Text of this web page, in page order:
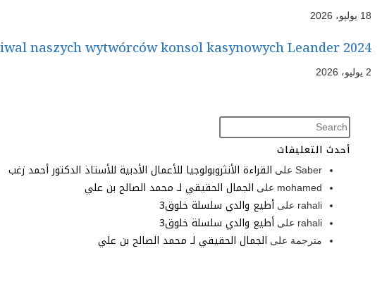
18 يوليو، 2026
naszych wytwórców konsol kasynowych Leander 2024
2 يوليو، 2026
أحدث التعليقات
Saber على القراءة الأنثروبولوجيا للأعمال الأدبية للأستاذ الدكتور أحمد زغب
mohamed على الجمال الحقيقي لـ محمد الصالح بن علي
rahali على أطيع والدي سلسلة خلوق3
rahali على أطيع والدي سلسلة خلوق3
مترجمة على الجمال الحقيقي لـ محمد الصالح بن علي